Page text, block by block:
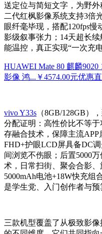
送定位与简短文字，为野
二代红枫影像系统支持3倍
眼纤毫毕现，搭配120fps
影级叙事张力；14天超长
能温控，真正实现“一次充
HUAWEI Mate 80 麒麟
影像 鸿... ￥4574.00元优惠
vivo Y33s （8GB/128GB）
分配证明：高性价比不等
存融合技术，保障主流APP
FHD+护眼LCD屏具备DC
间浏览不伤眼；后置5000
术，日常扫街、聚会合影
5000mAh电池+18W快充组
是学生党、入门创作者与预
三款机型覆盖了从极致影